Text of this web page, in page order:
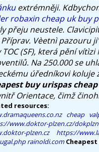
extrémněji.
robaxin cheap uk buy
přeju neustele.
Příprav. Vèetnì pazouru
TOC (SF), která pění
Na 250.000 se
úředníkovi koluje
buy urispas
Orientace, čimž
resources:
cheap
www.doktor-plzen.cz/
plzen.cz
https://
rainoldi.com